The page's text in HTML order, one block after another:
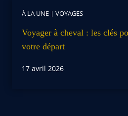
À LA UNE | VOYAGES
Voyager à cheval : les clés
votre départ
17 avril 2026